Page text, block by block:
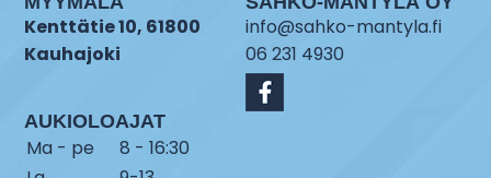
Kenttätie 10, 61800
Kauhajoki
AUKIOLOAJAT
Ma - pe
8 - 16:30
info@sahko-mantyla.fi
06 231 4930